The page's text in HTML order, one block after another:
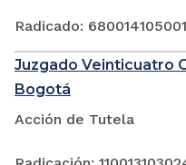
Radicado:
Juzgado Veinticuatro
Bogotá
Acción de Tutela